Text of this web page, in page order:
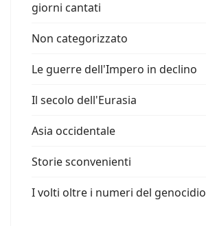
giorni cantati
Non categorizzato
Le guerre dell'Impero in declino
Il secolo dell'Eurasia
Asia occidentale
Storie sconvenienti
I volti oltre i numeri del genocidio